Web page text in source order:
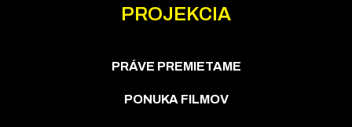
PROJEKCIA
PRÁVE PREMIETAME
PONUKA FILMOV